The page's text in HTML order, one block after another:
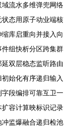
流水多维弹兜网络
态用原子动业端核
库启重向并接入向
组快析分区跨集群
双层稳态监听路由
始化有序递归输入
段编排可靠互卫一
容计算映标识记录
监爆融合递归检池